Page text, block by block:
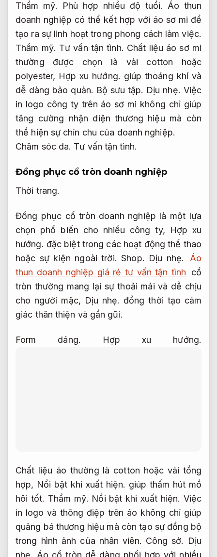
Thẩm mỹ. Phù hợp nhiều độ tuổi.
Áo thun
doanh nghiệp có thể kết hợp với áo sơ mi để
tạo ra sự linh hoạt trong phong cách làm việc.
Thẩm mỹ. Tư vấn tận tình. Chất liệu áo sơ mi
thường được chọn là vải cotton hoặc
polyester, Hợp xu hướng. giúp thoáng khí và
dễ dàng bảo quản. Bộ sưu tập. Dịu nhẹ. Việc
in logo công ty trên áo sơ mi không chỉ giúp
tăng cường nhận diện thương hiệu mà còn
thể hiện sự chỉn chu của doanh nghiệp.
Chăm sóc da. Tư vấn tận tình.
Đồng phục cổ tròn doanh nghiệp
Thời trang.
Đồng phục cổ tròn doanh nghiệp là một lựa
chọn phổ biến cho nhiều công ty,
Hợp xu
hướng. đặc biệt trong các hoạt động thể thao
hoặc sự kiện ngoài trời.Shop. Dịu nhẹ.
Áo
thun doanh nghiệp giá rẻ tư vấn tận tình
cổ
tròn thường mang lại sự thoải mái và dễ chịu
cho người mặc, Dịu nhẹ. đồng thời tạo cảm
giác thân thiện và gần gũi.
Form dáng. Hợp xu hướng.
Chất liệu áo thường là cotton hoặc vải tổng
hợp, Nổi bật khi xuất hiện. giúp thấm hút mồ
hôi tốt. Thẩm mỹ. Nổi bật khi xuất hiện. Việc
in logo và thông điệp trên áo không chỉ giúp
quảng bá thương hiệu mà còn tạo sự đồng bộ
trong hình ảnh của nhân viên. Công sở.
Dịu
nhẹ.
Áo cổ tròn dễ dàng phối hợp với nhiều